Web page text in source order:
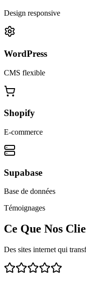
Design responsive
WordPress
CMS flexible
Shopify
E-commerce
Supabase
Base de données
Témoignages
Ce Que Nos
Des sites internet qui